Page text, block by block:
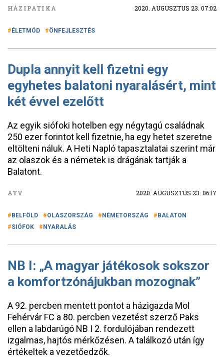
HÁZIPATIKA 2020. AUGUSZTUS 23. 07:02
ÉLETMÓD ÖNFEJLESZTÉS
Dupla annyit kell fizetni egy
egyhetes balatoni nyaralásért, mint
két évvel ezelőtt
Az egyik siófoki hotelben egy négytagú családnak
250 ezer forintot kell fizetnie, ha egy hetet szeretne
eltölteni náluk. A Heti Napló tapasztalatai szerint már
az olaszok és a németek is drágának tartják a
Balatont.
ATV 2020. AUGUSZTUS 23. 06:17
BELFÖLD OLASZORSZÁG NÉMETORSZÁG
BALATON
SIÓFOK
NYARALÁS
NB I: „A magyar játékosok sokszor
a komfortzónájukban mozognak”
A 92. percben mentett pontot a házigazda Mol
Fehérvár FC a 80. percben vezetést szerző Paks
ellen a labdarúgó NB I 2. fordulójában rendezett
izgalmas, hajtós mérkőzésen. A találkozó után így
értékeltek a vezetőedzők.